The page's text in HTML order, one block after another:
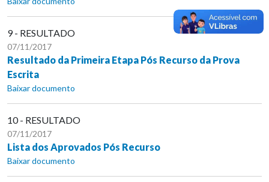
9 - RESULTADO
07/11/2017
Resultado da Primeira Etapa Pós Recurso da Prova
Escrita
Baixar documento
10 - RESULTADO
07/11/2017
Lista dos Aprovados Pós Recurso
Baixar documento